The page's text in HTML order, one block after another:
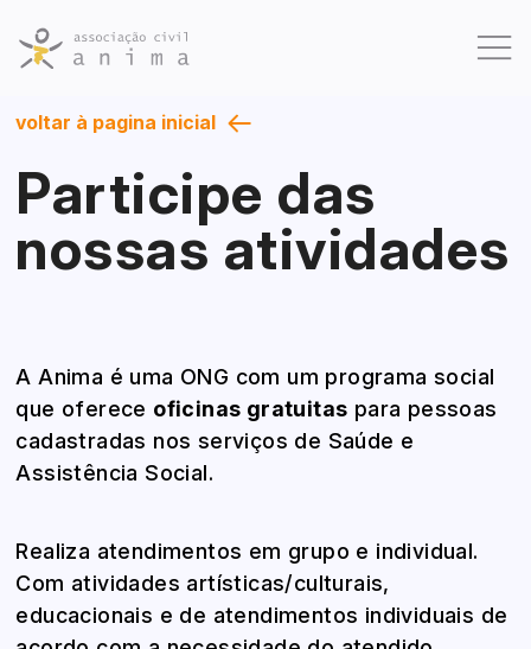
Projetos
Dúvidas Frequentes
voltar à pagina inicial
Participe das
nossas atividades
A Anima é uma ONG com um programa social
que oferece oficinas gratuitas para pessoas
cadastradas nos serviços de Saúde e
Assistência Social.
Realiza atendimentos em grupo e individual.
Com atividades artísticas/culturais,
educacionais e de atendimentos individuais de